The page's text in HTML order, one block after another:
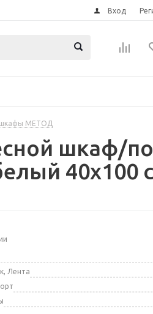
Вход
шкафы МЕТОД
шкаф/
40x100
Лента